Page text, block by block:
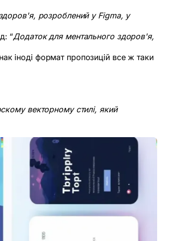
розроблений у Figma, у
“Додаток для ментального здоров'я,
іноді формат пропозицій все ж таки
векторному стилі, який